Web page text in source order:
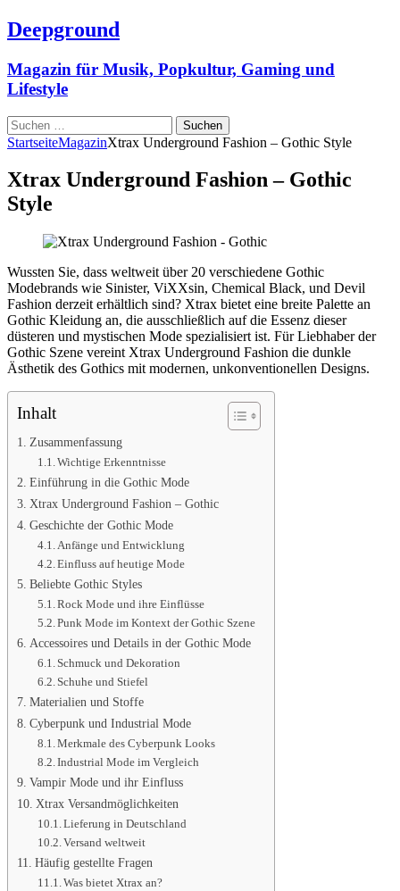
Deepground
Magazin für Musik, Popkultur, Gaming und
Lifestyle
Suchen
nach:
StartseiteMagazinXtrax Underground Fashion – Gothic Style
Xtrax Underground Fashion – Gothic
Style
Wussten Sie, dass weltweit über 20 verschiedene Gothic
Modebrands wie Sinister, ViXXsin, Chemical Black, und Devil
Fashion derzeit erhältlich sind? Xtrax bietet eine breite Palette an
Gothic Kleidung an, die ausschließlich auf die Essenz dieser
düsteren und mystischen Mode spezialisiert ist. Für Liebhaber der
Gothic Szene vereint Xtrax Underground Fashion die dunkle
Ästhetik des Gothics mit modernen, unkonventionellen Designs.
Inhalt
Zusammenfassung
Wichtige Erkenntnisse
Einführung in die Gothic Mode
Xtrax Underground Fashion – Gothic
Geschichte der Gothic Mode
Anfänge und Entwicklung
Einfluss auf heutige Mode
Beliebte Gothic Styles
Rock Mode und ihre Einflüsse
Punk Mode im Kontext der Gothic Szene
Accessoires und Details in der Gothic Mode
Schmuck und Dekoration
Schuhe und Stiefel
Materialien und Stoffe
Cyberpunk und Industrial Mode
Merkmale des Cyberpunk Looks
Industrial Mode im Vergleich
Vampir Mode und ihr Einfluss
Xtrax Versandmöglichkeiten
Lieferung in Deutschland
Versand weltweit
Häufig gestellte Fragen
Was bietet Xtrax an?